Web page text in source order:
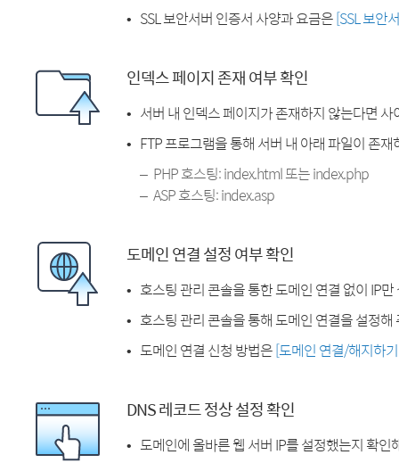
SSL 보안서버 인증서 사양과 요금은[SSL 보안
인덱스 페이지 존재 여부 확인
서버 내 인덱스 페이지가 존재하지 않는다면
FTP 프로그램을 통해 서버 내 아래 파일이 존
PHP 호스팅: index.html 또는 index.php
ASP 호스팅: index.asp
도메인 연결 설정 여부 확인
호스팅 관리 콘솔을 통한 도메인 연결 없이 IP
호스팅 관리 콘솔을 통해 도메인 연결을 설정해
도메인 연결 신청 방법은[도메인 연결/해지하
DNS 레코드 정상 설정 확인
도메인에 올바른 웹 서버 IP를 설정했는지 확인